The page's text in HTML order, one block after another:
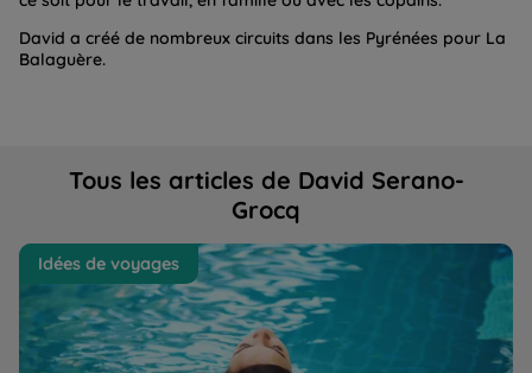
David a créé de nombreux circuits dans les Pyrénées pour La
Balaguère.
Tous les articles de David Serano-
Grocq
Randonner en hiver sans raquettes dans les Hautes-
Pyrénées
Idées de voyages